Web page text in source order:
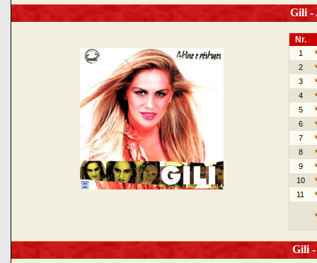
Gili -
Nr.
1
2
3
4
5
6
7
8
9
10
11
Gili